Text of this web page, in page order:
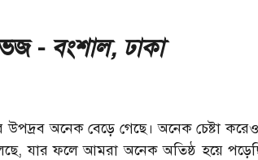
- বংশাল, ঢাকা
অনেক বেড়ে গেছে। অনেক চেষ্টা
যার ফলে আমরা অনেক অতিষ্ঠ হয়ে